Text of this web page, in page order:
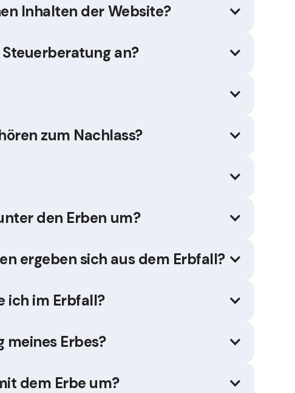
Inhalten der Website?
an?
zum Nachlass?
den Erben um?
ergeben sich aus dem Erbfall?
ich im Erbfall?
Erbes?
dem Erbe um?